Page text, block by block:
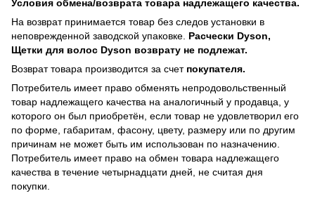
Условия обмена/возврата товара надлежащего качества.
На возврат принимается товар без следов установки в
неповрежденной заводской упаковке. Расчески Dyson,
Щетки для волос Dyson возврату не подлежат.
Возврат товара производится за счет покупателя.
Потребитель имеет право обменять непродовольственный
товар надлежащего качества на аналогичный у продавца, у
которого он был приобретён, если товар не удовлетворил его
по форме, габаритам, фасону, цвету, размеру или по другим
причинам не может быть им использован по назначению.
Потребитель имеет право на обмен товара надлежащего
качества в течение четырнадцати дней, не считая дня
покупки.